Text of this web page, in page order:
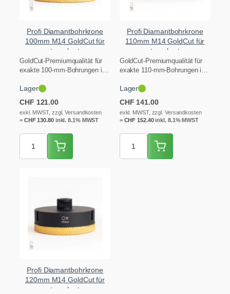
Profi Diamantbohrkrone
100mm M14 GoldCut für
extrem hartes
Feinsteinzeug
GoldCut-Premiumqualität für
exakte 100-mm-Bohrungen in
Granit und Keramik – ideal
für…
Lager
CHF 121.00
exkl. MWST, zzgl. Versandkosten
= CHF130.80inkl. 8.1% MWST
Profi Diamantbohrkrone
110mm M14 GoldCut für
extrem hartes
Feinsteinzeug
GoldCut-Premiumqualität für
exakte 110-mm-Bohrungen in
Granit und Keramik – ideal
für…
Lager
CHF 141.00
exkl. MWST, zzgl. Versandkosten
= CHF 152.40inkl. 8.1% MWST
Profi Diamantbohrkrone
120mm M14 GoldCut für
extrem hartes